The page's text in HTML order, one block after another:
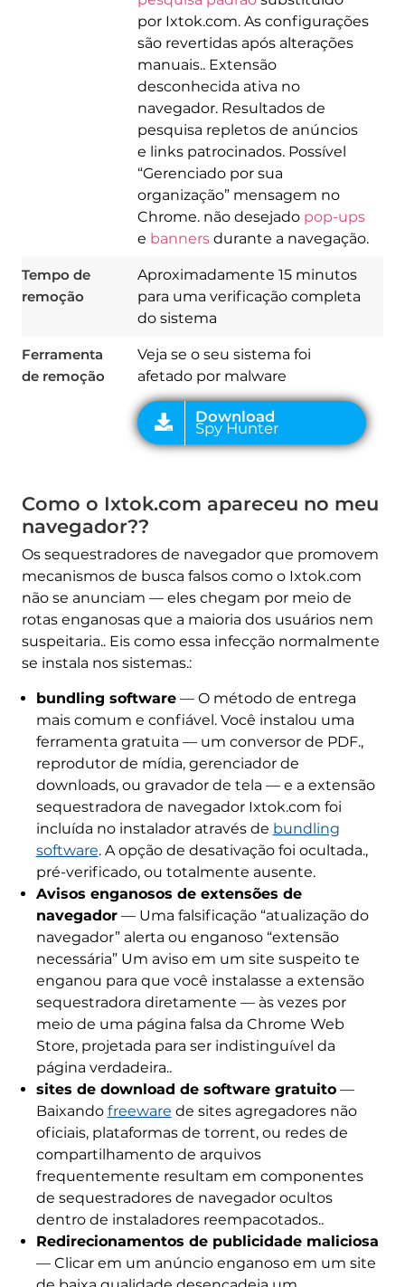
por Ixtok.com. As configurações
são revertidas após alterações
manuais.. Extensão
desconhecida ativa no
navegador. Resultados de
pesquisa repletos de anúncios
e links patrocinados. Possível
“Gerenciado por sua
organização” mensagem no
Chrome. não desejado pop-ups
e bannersdurante a navegação.
Tempo de
remoção
Aproximadamente 15 minutos
para uma verificação completa
do sistema
Ferramenta
de remoção
Veja se o seu sistema foi
afetado por malware
Download
Spy Hunter
Como o Ixtok.com apareceu no meu
navegador??
Os sequestradores de navegador que promovem
mecanismos de busca falsos como o Ixtok.com
não se anunciam — eles chegam por meio de
rotas enganosas que a maioria dos usuários nem
suspeitaria.. Eis como essa infecção normalmente
se instala nos sistemas.:
bundling software— O método de entrega
mais comum e confiável. Você instalou uma
ferramenta gratuita — um conversor de PDF.,
reprodutor de mídia, gerenciador de
downloads, ou gravador de tela — e a extensão
sequestradora de navegador Ixtok.com foi
incluída no instalador através de bundling
software. A opção de desativação foi ocultada.,
pré-verificado, ou totalmente ausente.
Avisos enganosos de extensões de
navegador— Uma falsificação “atualização do
navegador” alerta ou enganoso “extensão
necessária” Um aviso em um site suspeito te
enganou para que você instalasse a extensão
sequestradora diretamente — às vezes por
meio de uma página falsa da Chrome Web
Store, projetada para ser indistinguível da
página verdadeira..
sites de download de software gratuito—
Baixando freeware de sites agregadores não
oficiais, plataformas de torrent, ou redes de
compartilhamento de arquivos
frequentemente resultam em componentes
de sequestradores de navegador ocultos
dentro de instaladores reempacotados..
Redirecionamentos de publicidade maliciosa
— Clicar em um anúncio enganoso em um site